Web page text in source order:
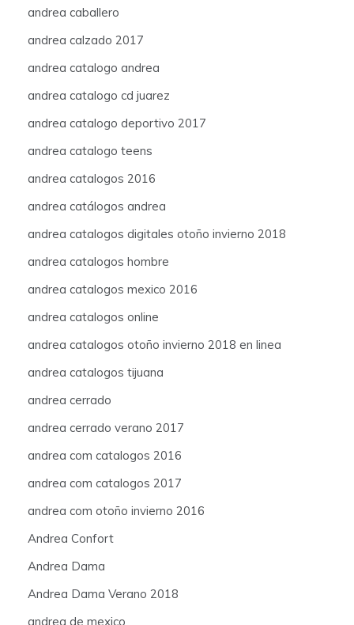
andrea caballero
andrea calzado 2017
andrea catalogo andrea
andrea catalogo cd juarez
andrea catalogo deportivo 2017
andrea catalogo teens
andrea catalogos 2016
andrea catálogos andrea
andrea catalogos digitales otoño invierno 2018
andrea catalogos hombre
andrea catalogos mexico 2016
andrea catalogos online
andrea catalogos otoño invierno 2018 en linea
andrea catalogos tijuana
andrea cerrado
andrea cerrado verano 2017
andrea com catalogos 2016
andrea com catalogos 2017
andrea com otoño invierno 2016
Andrea Confort
Andrea Dama
Andrea Dama Verano 2018
andrea de mexico